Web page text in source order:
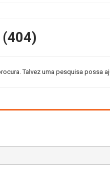
Talvez uma pesquisa possa